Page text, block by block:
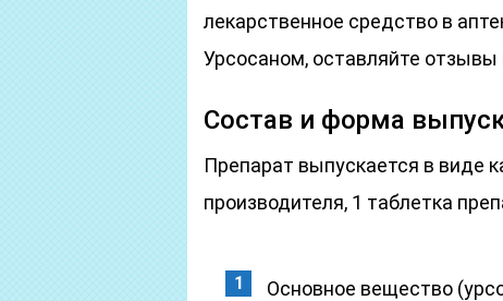
лекарственное средство в
Урсосаном, оставляйте
Состав и форма
Препарат выпускается в виде
производителя, 1 таблетка
Основное вещество